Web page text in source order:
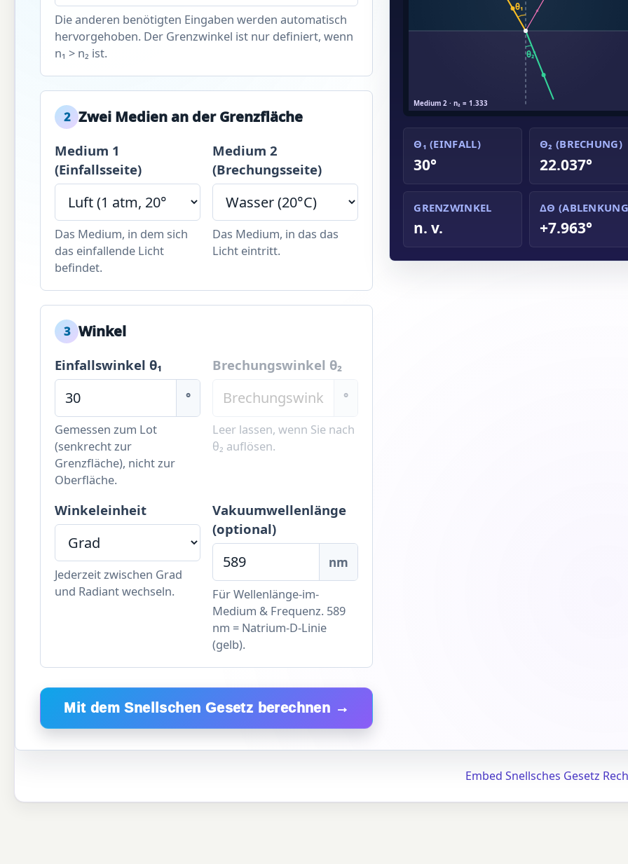
Die anderen benötigten Eingaben werden automatisch
hervorgehoben. Der Grenzwinkel ist nur definiert, wenn
n₁ > n₂ ist.
2 Zwei Medien an der Grenzfläche
Medium 1
(Einfallsseite)
Das Medium, in dem sich
das einfallende Licht
befindet.
Medium 2
(Brechungsseite)
Das Medium, in das das
Licht eintritt.
3 Winkel
Einfallswinkel θ₁
°
Gemessen zum Lot
(senkrecht zur
Grenzfläche), nicht zur
Oberfläche.
Brechungswinkel θ₂
°
Leer lassen, wenn Sie nach
θ₂ auflösen.
Winkeleinheit
Jederzeit zwischen Grad
und Radiant wechseln.
Vakuumwellenlänge
(optional)
nm
Für Wellenlänge-im-
Medium & Frequenz. 589
nm = Natrium-D-Linie
(gelb).
Mit dem Snellschen Gesetz berechnen →
Medium 2 · n₂ = 1.333
θ₁
θ₂
Θ₁ (EINFALL)
30°
Θ₂ (BRECHUNG)
22.037°
GRENZWINKEL
n. v.
ΔΘ
+7.963°
Embed Snellsches Gesetz